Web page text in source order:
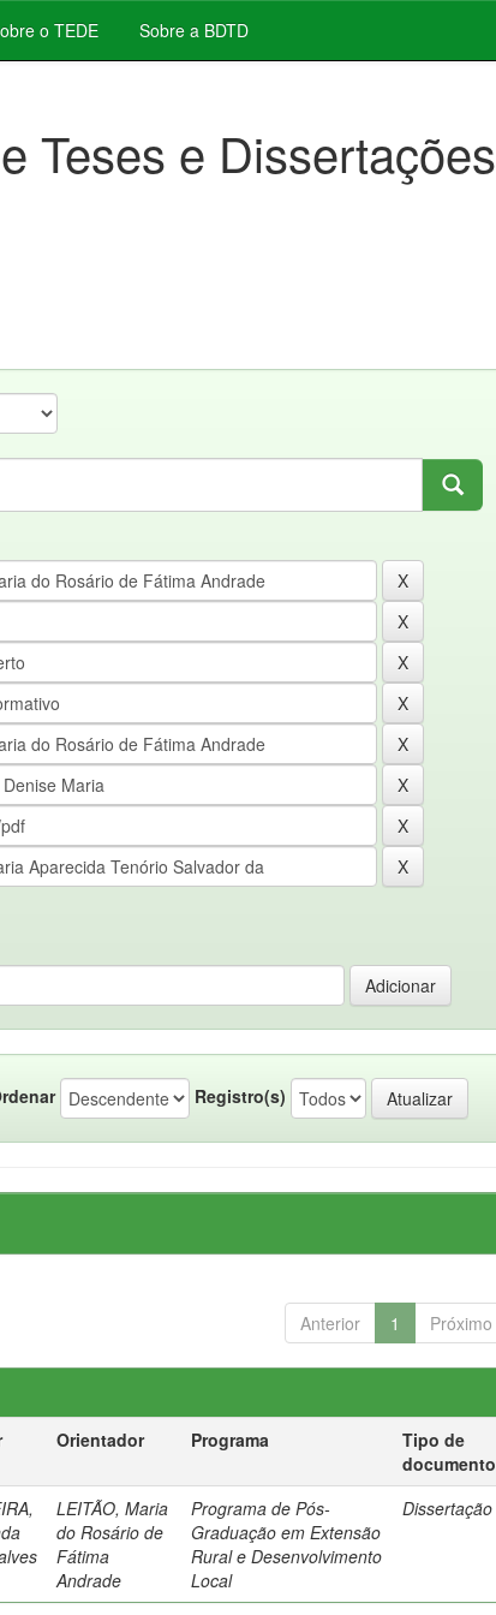
o TEDE Sobre a BDTD
Teses e Dissertações
Registro(s)
Anterior 1 Próximo
Orientador Programa
Tipo de
documento
LEITÃO, Maria
do Rosário de
Fátima
Andrade
Programa de Pós-
Graduação em Extensão
Rural e Desenvolvimento
Local
Dissertação